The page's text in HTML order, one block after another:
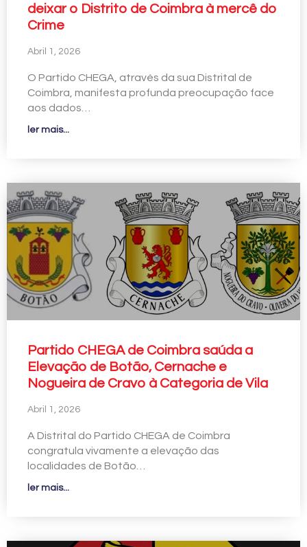
deixar o Distrito de Coimbra à mercê do
Crime
Abril 1, 2026
O Partido CHEGA, através da sua Distrital de
Coimbra, manifesta profunda preocupação face
aos dados…
ler mais...
Partido CHEGA de Coimbra saúda a
Elevação de Botão, Cernache e
Nogueira de Cravo à Categoria de Vila
Abril 1, 2026
A Distrital do Partido CHEGA de Coimbra
congratula vivamente a elevação das
localidades de Botão…
ler mais...